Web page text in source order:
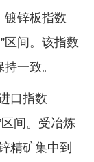
镀锌板指数
区间。该指数
一致。
口指数
间。受冶炼
精矿集中到